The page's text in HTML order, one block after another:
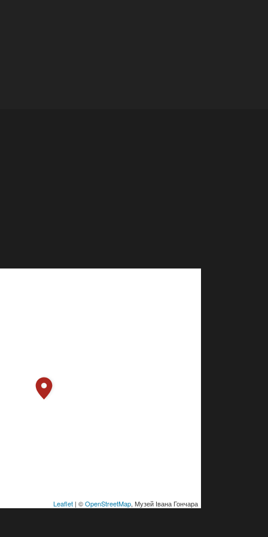
Leaflet | ©OpenStreetMap, Музей Івана Гончара